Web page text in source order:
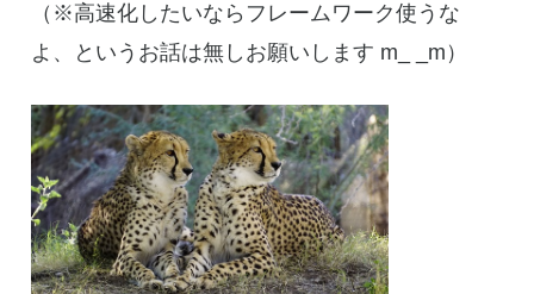
（※高速化したいならフレームワーク使うな
よ、というお話は無しお願いします m_ _m）